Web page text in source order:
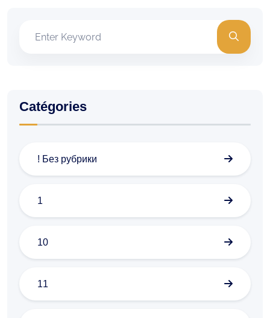
Catégories
! Без рубрики
1
10
11